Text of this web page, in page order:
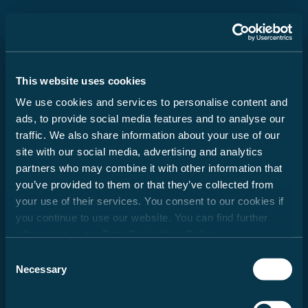
This website uses cookies
We use cookies and services to personalise content and
ads, to provide social media features and to analyse our
traffic. We also share information about your use of our
site with our social media, advertising and analytics
partners who may combine it with other information that
you’ve provided to them or that they’ve collected from
your use of their services. You consent to our cookies if
you continue to use our website. You can find further
Selection
Necessary
Modellserie
Camper Vans
från 610 000 kr
från 781 000 kr
Durch Scrolling wird der Button zum
Viktiga upplysningar för val av
husbil
Vid köp av en husbil, campingbil eller Urban
Vehicle (nedan kallad husbil) är rätt planlösning
och tilltalande design speciellt viktiga. Men även
vikten spelar en väsentlig roll. Familj, vänner.
tilläggsutrustning, tillbehör och bagage – allt
måste få plats. Dessutom finns det rättsliga och
tekniska gränser för konfigurationen och
belastningen. Varje husbil är dimensionerad för
en viss vikt, som inte får överskridas under
körningen. Den som köper husbil står därför inför
passagerare, bagage och tillbehör kan få plats